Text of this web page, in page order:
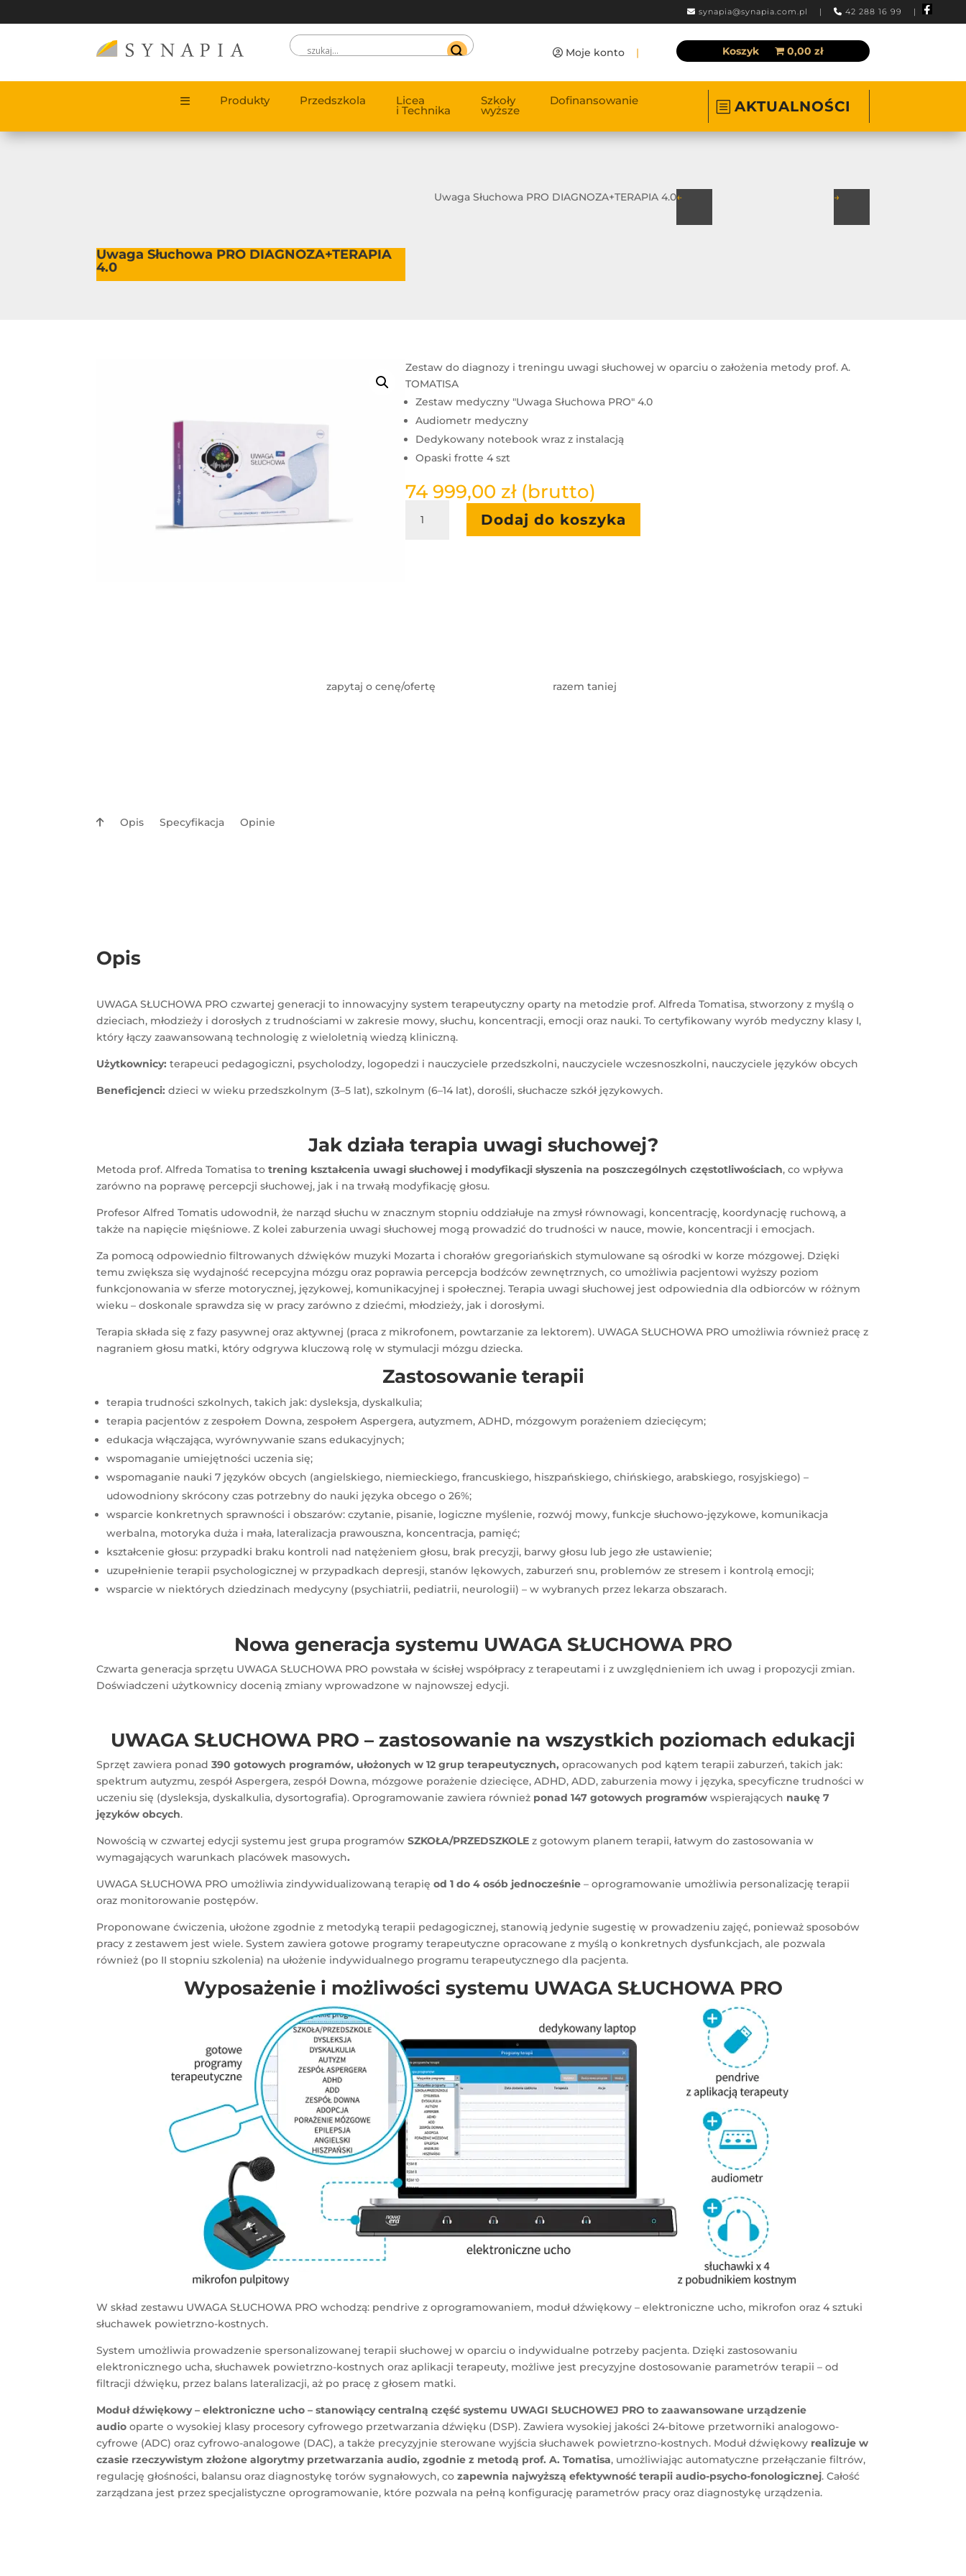
synapia@synapia.com.pl | 42 288 16 99 |
Moje konto | Koszyk 0,00 zł
Produkty Przedszkola Licea
i Technika
Szkoły
wyższe
Dofinansowanie AKTUALNOŚCI
Uwaga Słuchowa PRO DIAGNOZA+TERAPIA 4.0← →
Uwaga Słuchowa PRO DIAGNOZA+TERAPIA
4.0
Zestaw do diagnozy i treningu uwagi słuchowej w oparciu o założenia metody prof. A.
TOMATISA
Zestaw medyczny "Uwaga Słuchowa PRO" 4.0
Audiometr medyczny
Dedykowany notebook wraz z instalacją
Opaski frotte 4 szt
74 999,00 zł (brutto)
Uwaga
Dodaj do koszyka
zapytaj o cenę/ofertę razem taniej
Opis Specyfikacja Opinie
Opis
UWAGA SŁUCHOWA PRO czwartej generacji to innowacyjny system terapeutyczny oparty na metodzie prof. Alfreda Tomatisa, stworzony z myślą o
dzieciach, młodzieży i dorosłych z trudnościami w zakresie mowy, słuchu, koncentracji, emocji oraz nauki. To certyfikowany wyrób medyczny klasy I,
który łączy zaawansowaną technologię z wieloletnią wiedzą kliniczną.
Użytkownicy: terapeuci pedagogiczni, psycholodzy, logopedzi i nauczyciele przedszkolni, nauczyciele wczesnoszkolni, nauczyciele języków obcych
Beneficjenci: dzieci w wieku przedszkolnym (3–5 lat), szkolnym (6–14 lat), dorośli, słuchacze szkół językowych.
Jak działa terapia uwagi słuchowej?
Metoda prof. Alfreda Tomatisa totrening kształcenia uwagi słuchowej i modyfikacji słyszenia na poszczególnych częstotliwościach, co wpływa
zarówno na poprawę percepcji słuchowej, jak i na trwałą modyfikację głosu.
Profesor Alfred Tomatis udowodnił, że narząd słuchu w znacznym stopniu oddziałuje na zmysł równowagi, koncentrację, koordynację ruchową, a
także na napięcie mięśniowe. Z kolei zaburzenia uwagi słuchowej mogą prowadzić do trudności w nauce, mowie, koncentracji i emocjach.
Za pomocą odpowiednio filtrowanych dźwięków muzyki Mozarta i chorałów gregoriańskich stymulowane są ośrodki w korze mózgowej. Dzięki
temu zwiększa się wydajność recepcyjna mózgu oraz poprawia percepcja bodźców zewnętrznych, co umożliwia pacjentowi wyższy poziom
funkcjonowania w sferze motorycznej, językowej, komunikacyjnej i społecznej. Terapia uwagi słuchowej jest odpowiednia dla odbiorców w różnym
wieku – doskonale sprawdza się w pracy zarówno z dziećmi, młodzieży, jak i dorosłymi.
Terapia składa się z fazy pasywnej oraz aktywnej (praca z mikrofonem, powtarzanie za lektorem). UWAGA SŁUCHOWA PRO umożliwia również pracę z
nagraniem głosu matki, który odgrywa kluczową rolę w stymulacji mózgu dziecka.
Zastosowanie terapii
terapia trudności szkolnych, takich jak: dysleksja, dyskalkulia;
terapia pacjentów z zespołem Downa, zespołem Aspergera, autyzmem, ADHD, mózgowym porażeniem dziecięcym;
edukacja włączająca, wyrównywanie szans edukacyjnych;
wspomaganie umiejętności uczenia się;
wspomaganie nauki 7 języków obcych (angielskiego, niemieckiego, francuskiego, hiszpańskiego, chińskiego, arabskiego, rosyjskiego) –
udowodniony skrócony czas potrzebny do nauki języka obcego o 26%;
wsparcie konkretnych sprawności i obszarów: czytanie, pisanie, logiczne myślenie, rozwój mowy, funkcje słuchowo-językowe, komunikacja
werbalna, motoryka duża i mała, lateralizacja prawouszna, koncentracja, pamięć;
kształcenie głosu: przypadki braku kontroli nad natężeniem głosu, brak precyzji, barwy głosu lub jego złe ustawienie;
uzupełnienie terapii psychologicznej w przypadkach depresji, stanów lękowych, zaburzeń snu, problemów ze stresem i kontrolą emocji;
wsparcie w niektórych dziedzinach medycyny (psychiatrii, pediatrii, neurologii) – w wybranych przez lekarza obszarach.
Nowa generacja systemu UWAGA SŁUCHOWA PRO
Czwarta generacja sprzętu UWAGA SŁUCHOWA PRO powstała w ścisłej współpracy z terapeutami i z uwzględnieniem ich uwag i propozycji zmian.
Doświadczeni użytkownicy docenią zmiany wprowadzone w najnowszej edycji.
UWAGA SŁUCHOWA PRO – zastosowanie na wszystkich poziomach edukacji
Sprzęt zawiera ponad390 gotowych programów, ułożonych w 12 grup terapeutycznych,opracowanych pod kątem terapii zaburzeń, takich jak:
spektrum autyzmu, zespół Aspergera, zespół Downa, mózgowe porażenie dziecięce, ADHD, ADD, zaburzenia mowy i języka, specyficzne trudności w
uczeniu się (dysleksja, dyskalkulia, dysortografia). Oprogramowanie zawiera również ponad 147 gotowych programówwspierających naukę 7
języków obcych.
Nowością w czwartej edycji systemu jest grupa programówSZKOŁA/PRZEDSZKOLEz gotowym planem terapii, łatwym do zastosowania w
wymagających warunkach placówek masowych.
UWAGA SŁUCHOWA PRO umożliwia zindywidualizowaną terapięod 1 do 4 osób jednocześnie– oprogramowanie umożliwia personalizację terapii
oraz monitorowanie postępów.
Proponowane ćwiczenia, ułożone zgodnie z metodyką terapii pedagogicznej, stanowią jedynie sugestię w prowadzeniu zajęć, ponieważ sposobów
pracy z zestawem jest wiele. System zawiera gotowe programy terapeutyczne opracowane z myślą o konkretnych dysfunkcjach, ale pozwala
również (po II stopniu szkolenia) na ułożenie indywidualnego programu terapeutycznego dla pacjenta.
Wyposażenie i możliwości systemu UWAGA SŁUCHOWA PRO
W skład zestawu UWAGA SŁUCHOWA PRO wchodzą: pendrive z oprogramowaniem, moduł dźwiękowy – elektroniczne ucho, mikrofon oraz 4 sztuki
słuchawek powietrzno-kostnych.
System umożliwia prowadzenie spersonalizowanej terapii słuchowej w oparciu o indywidualne potrzeby pacjenta. Dzięki zastosowaniu
elektronicznego ucha, słuchawek powietrzno-kostnych oraz aplikacji terapeuty, możliwe jest precyzyjne dostosowanie parametrów terapii – od
filtracji dźwięku, przez balans lateralizacji, aż po pracę z głosem matki.
Moduł dźwiękowy – elektroniczne ucho – stanowiący centralną część systemu UWAGI SŁUCHOWEJ PRO to zaawansowane urządzenie
audio oparte o wysokiej klasy procesory cyfrowego przetwarzania dźwięku (DSP). Zawiera wysokiej jakości 24-bitowe przetworniki analogowo-
cyfrowe (ADC) oraz cyfrowo-analogowe (DAC), a także precyzyjnie sterowane wyjścia słuchawek powietrzno-kostnych. Moduł dźwiękowy realizuje w
czasie rzeczywistym złożone algorytmy przetwarzania audio, zgodnie z metodą prof. A. Tomatisa, umożliwiając automatyczne przełączanie filtrów,
regulację głośności, balansu oraz diagnostykę torów sygnałowych, cozapewnia najwyższą efektywność terapii audio-psycho-fonologicznej. Całość
zarządzana jest przez specjalistyczne oprogramowanie, które pozwala na pełną konfigurację parametrów pracy oraz diagnostykę urządzenia.